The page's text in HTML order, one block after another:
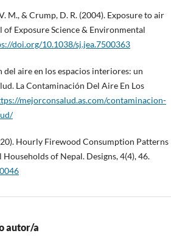
M., & Crump, D. R. (2004). Exposure to air
Exposure Science & Environmental
doi.org/10.1038/sj.jea.7500363
del aire en los espacios interiores: un
La Contaminación Del Aire En Los
mejorconsalud.as.com/contaminacion-
Hourly Firewood Consumption Patterns
of Nepal. Designs, 4(4), 46.
autor/a